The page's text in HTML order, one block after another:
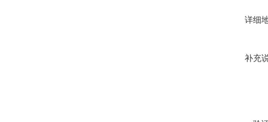
详细
补充